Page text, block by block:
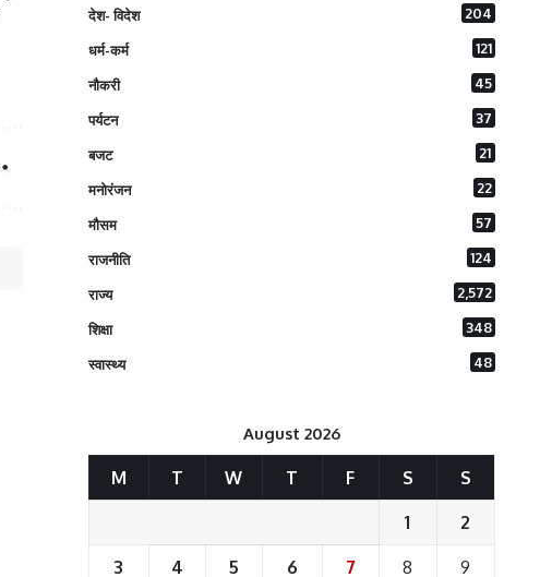
देश- विदेश 204
धर्म-कर्म 121
नौकरी 45
पर्यटन 37
बजट 21
मनोरंजन 22
मौसम 57
राजनीति 124
राज्य 2,572
शिक्षा 348
स्वास्थ्य 48
August 2026
M T W T F S S
1 2
3 4 5 6 7 8 9